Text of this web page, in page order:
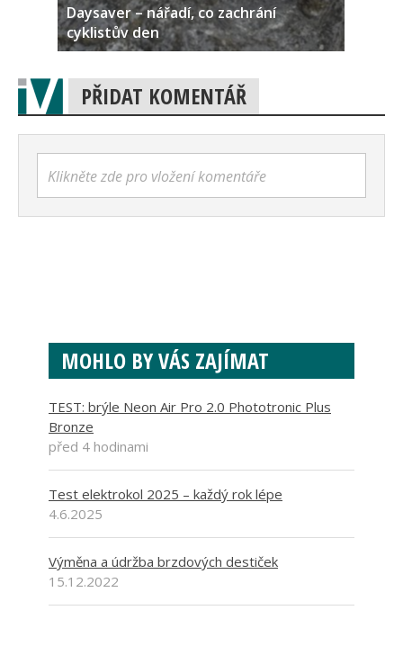
Daysaver – nářadí, co zachrání
cyklistův den
PŘIDAT KOMENTÁŘ
Klikněte zde pro vložení komentáře
MOHLO BY VÁS ZAJÍMAT
TEST: brýle Neon Air Pro 2.0 Phototronic Plus
Bronze
před 4 hodinami
Test elektrokol 2025 – každý rok lépe
4.6.2025
Výměna a údržba brzdových destiček
15.12.2022